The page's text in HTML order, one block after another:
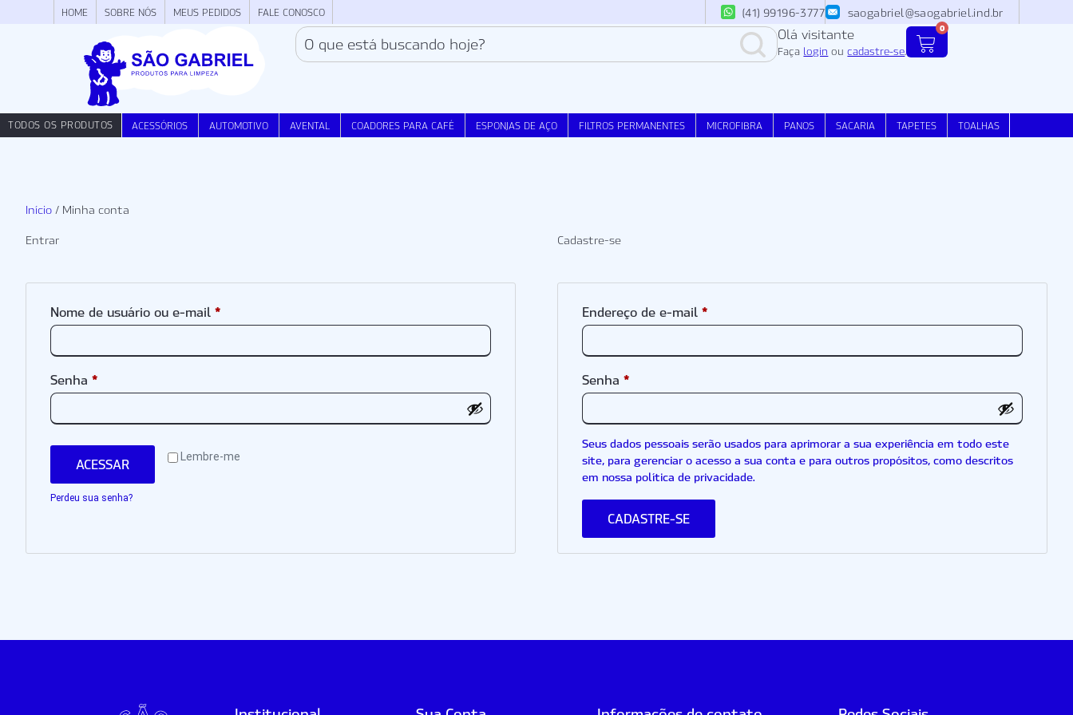
HOME SOBRE NÓS MEUS PEDIDOS FALE CONOSCO (41) 99196-3777 saogabriel@saogabriel.ind.br
Olá visitante
Faça login oucadastre-se.
0
TODOS OS PRODUTOS ACESSÓRIOS AUTOMOTIVO AVENTAL COADORES PARA CAFÉ ESPONJAS DE AÇO FILTROS PERMANENTES MICROFIBRA PANOS SACARIA TAPETES TOALHAS
Início / Minha conta
Entrar
Nome de usuário ou e-mail *
Senha *
Lembre-me
ACESSAR
Perdeu sua senha?
Cadastre-se
Endereço de e-mail *
Senha *
Seus dados pessoais serão usados para aprimorar a sua experiência em todo este
site, para gerenciar o acesso a sua conta e para outros propósitos, como descritos
em nossa política de privacidade.
CADASTRE-SE